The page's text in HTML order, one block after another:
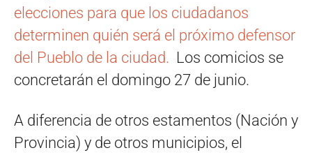
elecciones para que los ciudadanos
determinen quién será el próximo defensor
del Pueblo de la ciudad. Los comicios se
concretarán el domingo 27 de junio.
A diferencia de otros estamentos (Nación y
Provincia) y de otros municipios, el